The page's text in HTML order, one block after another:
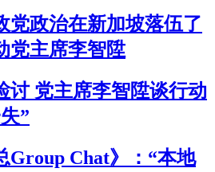
党政治在新加坡落伍了
党主席李智陞
讨 党主席李智陞谈行动
”
Group Chat》：“本地